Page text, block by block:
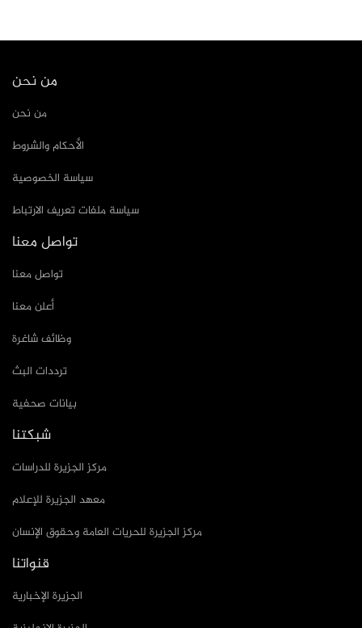
من نحن
من نحن
الأحكام والشروط
سياسة الخصوصية
سياسة ملفات تعريف الارتباط
تواصل معنا
تواصل معنا
أعلن معنا
وظائف شاغرة
ترددات البث
بيانات صحفية
شبكتنا
مركز الجزيرة للدراسات
معهد الجزيرة للإعلام
مركز الجزيرة للحريات العامة وحقوق الإنسان
قنواتنا
الجزيرة الإخبارية